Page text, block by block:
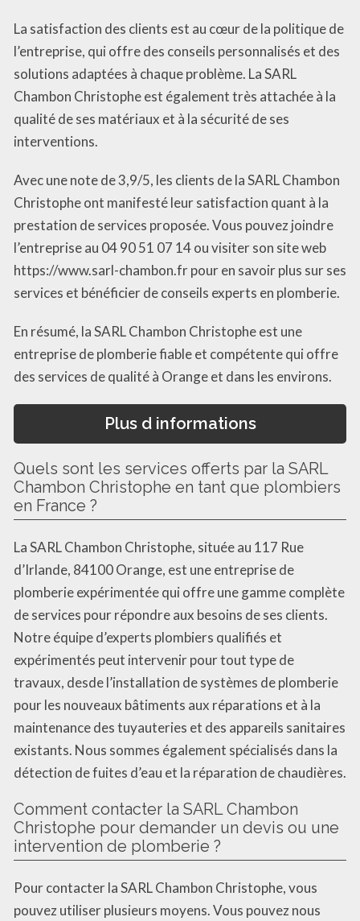
La satisfaction des clients est au cœur de la politique de
l’entreprise, qui offre des conseils personnalisés et des
solutions adaptées à chaque problème. La SARL
Chambon Christophe est également très attachée à la
qualité de ses matériaux et à la sécurité de ses
interventions.
Avec une note de 3,9/5, les clients de la SARL Chambon
Christophe ont manifesté leur satisfaction quant à la
prestation de services proposée. Vous pouvez joindre
l’entreprise au 04 90 51 07 14 ou visiter son site web
https://www.sarl-chambon.fr pour en savoir plus sur ses
services et bénéficier de conseils experts en plomberie.
En résumé, la SARL Chambon Christophe est une
entreprise de plomberie fiable et compétente qui offre
des services de qualité à Orange et dans les environs.
Plus d informations
Quels sont les services offerts par la SARL
Chambon Christophe en tant que plombiers
en France ?
La SARL Chambon Christophe, située au 117 Rue
d’Irlande, 84100 Orange, est une entreprise de
plomberie expérimentée qui offre une gamme complète
de services pour répondre aux besoins de ses clients.
Notre équipe d’experts plombiers qualifiés et
expérimentés peut intervenir pour tout type de
travaux, desde l’installation de systèmes de plomberie
pour les nouveaux bâtiments aux réparations et à la
maintenance des tuyauteries et des appareils sanitaires
existants. Nous sommes également spécialisés dans la
détection de fuites d’eau et la réparation de chaudières.
Comment contacter la SARL Chambon
Christophe pour demander un devis ou une
intervention de plomberie ?
Pour contacter la SARL Chambon Christophe, vous
pouvez utiliser plusieurs moyens. Vous pouvez nous